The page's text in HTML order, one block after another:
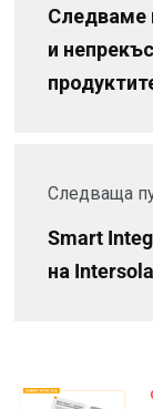
Следваме
и
Следваща
Smart
на